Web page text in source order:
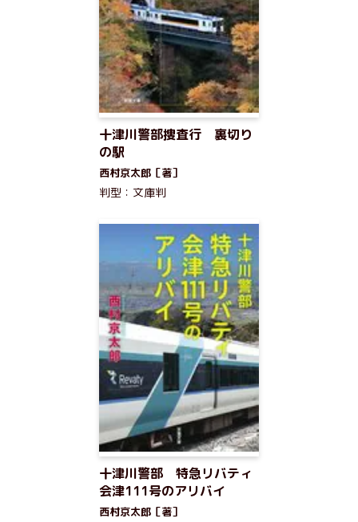
十津川警部捜査行 裏切り
の駅
西村京太郎［著］
判型：文庫判
十津川警部 特急リバティ
会津111号のアリバイ
西村京太郎［著］